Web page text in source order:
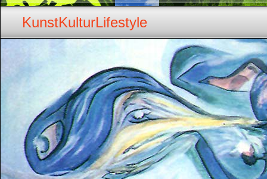
KunstKulturLifestyle